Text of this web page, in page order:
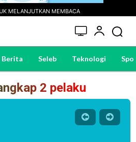
MELANJUTKAN MEMBACA
Berita Seleb Teknologi
2 pelaku